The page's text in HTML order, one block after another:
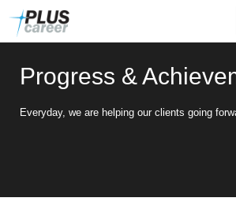
Progress &
Everyday, we are helping our clients going